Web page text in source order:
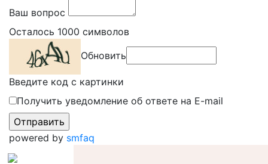
Ваш вопрос
Осталось 1000 символов
Обновить
Введите код с картинки
Получить уведомление об ответе на E-mail
powered by smfaq